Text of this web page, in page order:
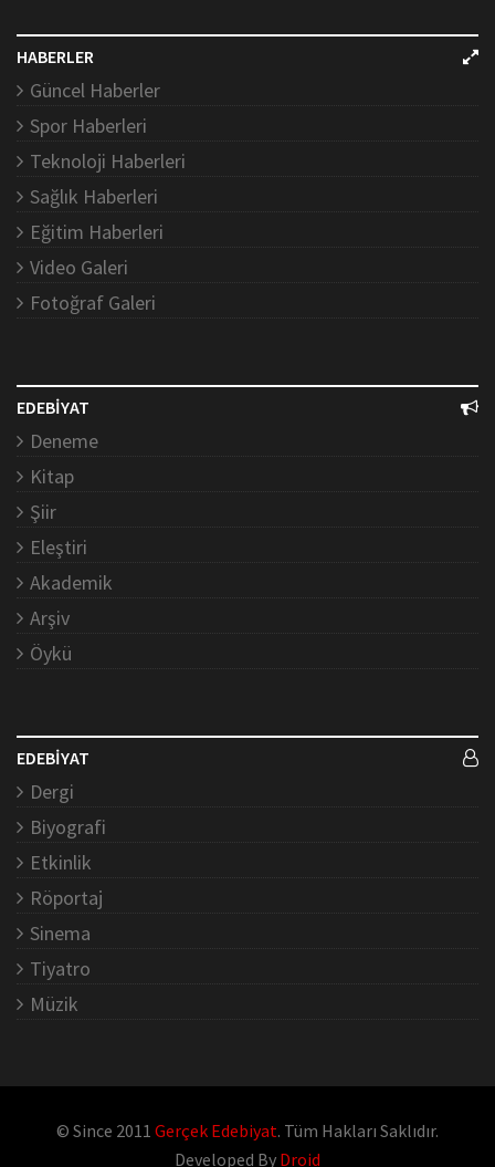
HABERLER
Güncel Haberler
Spor Haberleri
Teknoloji Haberleri
Sağlık Haberleri
Eğitim Haberleri
Video Galeri
Fotoğraf Galeri
EDEBİYAT
Deneme
Kitap
Şiir
Eleştiri
Akademik
Arşiv
Öykü
EDEBİYAT
Dergi
Biyografi
Etkinlik
Röportaj
Sinema
Tiyatro
Müzik
© Since 2011 Gerçek Edebiyat. Tüm Hakları Saklıdır.
Developed By Droid